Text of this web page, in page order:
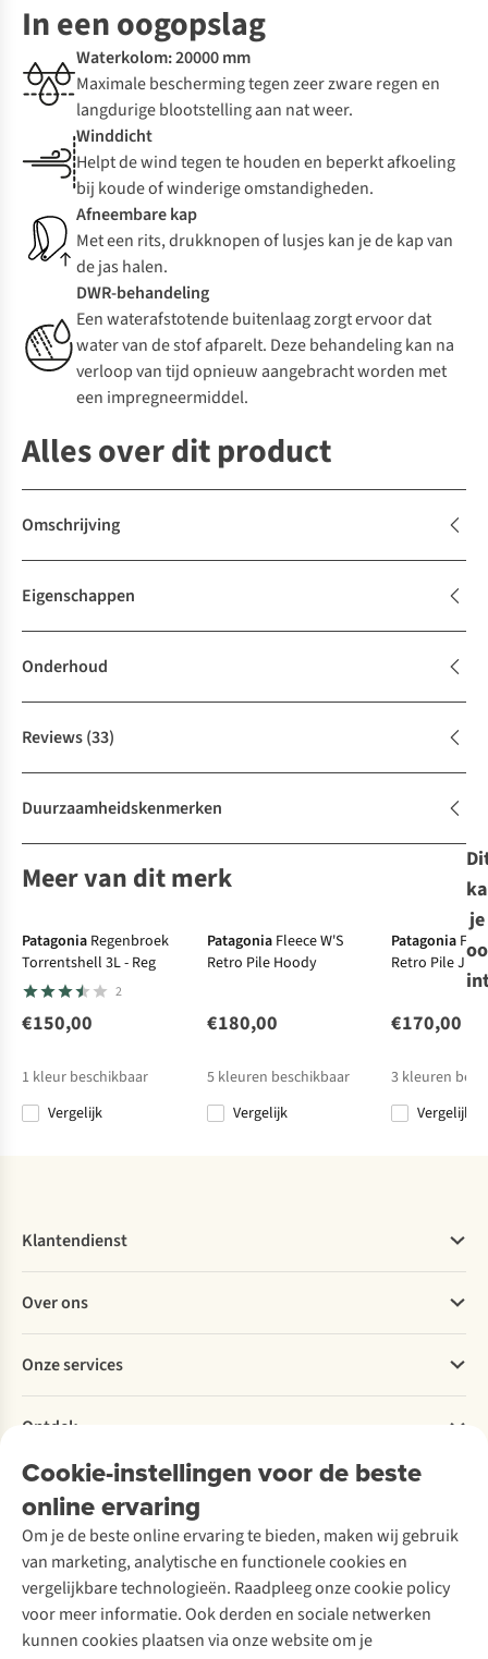
In een oogopslag
Waterkolom: 20000 mm
Maximale bescherming tegen zeer zware regen en
langdurige blootstelling aan nat weer.
Winddicht
Helpt de wind tegen te houden en beperkt afkoeling
bij koude of winderige omstandigheden.
Afneembare kap
Met een rits, drukknopen of lusjes kan je de kap van
de jas halen.
DWR-behandeling
Een waterafstotende buitenlaag zorgt ervoor dat
water van de stof afparelt. Deze behandeling kan na
verloop van tijd opnieuw aangebracht worden met
een impregneermiddel.
Alles over dit product
Omschrijving
Eigenschappen
Onderhoud
Reviews(33)
Duurzaamheidskenmerken
Meer van dit merk
Patagonia Regenbroek
Torrentshell 3L - Reg
2
€150,00
1 kleur beschikbaar
Vergelijk
Patagonia Fleece W'S
Retro Pile Hoody
€180,00
5 kleuren beschikbaar
Vergelijk
Patagonia
Retro Pile Jkt
€170,00
3 kleuren
Vergelijk
je
Cookie-instellingen voor de beste
online ervaring
Om je de beste online ervaring te bieden, maken wij gebruik
van marketing, analytische en functionele cookies en
vergelijkbare technologieën. Raadpleeg onze cookie policy
voor meer informatie. Ook derden en sociale netwerken
kunnen cookies plaatsen via onze website om je
Klantendienst
Bestellen
Betalen
Levering
Retourneren
Bestelling herroepen
Garantie
Contact
Over ons
Explore More
Verantwoord ondernemen
Over Ayacucho
Onze winkels
Over A.S.Adventure
Toegankelijkheidsverklaring
Onze services
Ski-onderhoud
Wasservice
Schoenonderhoud
Schoenherstelling
Kledingherstelling
Retouches
Voor bedrijven
Ontdek
A.S.Magazine
Podcast
Explore Academy
Explore Camp
Gear Check
Inspiratie & advies
Meld je aan voor de nieuwsbrief
Follow us